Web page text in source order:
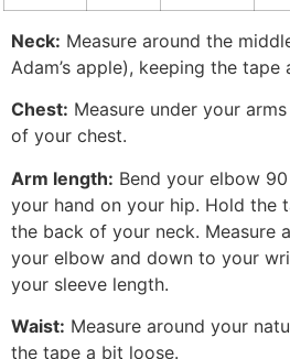
Neck: Measure around the
Adam’s apple), keeping the tape
Chest: Measure under your
of your chest.
Arm length: Bend your elbow
your hand on your hip. Hold the
the back of your neck. Measure
your elbow and down to your
your sleeve length.
Waist: Measure around your
the tape a bit loose.